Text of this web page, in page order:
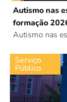
Autismo nas
formação
Autismo nas
Serviço
Público